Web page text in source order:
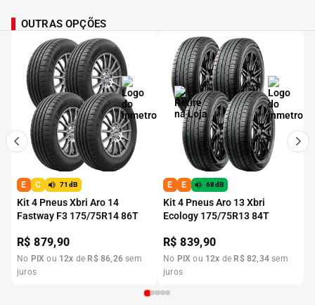
OUTRAS OPÇÕES
E C 71dB
Kit 4 Pneus Xbri Aro 14
Fastway F3 175/75R14 86T
R$879,90
No PIX ou 12x de R$ 86,26 sem
juros
E E 68dB
Kit 4 Pneus Aro 13 Xbri
Ecology 175/75R13 84T
R$839,90
No PIX ou 12x de R$ 82,34 sem
juros